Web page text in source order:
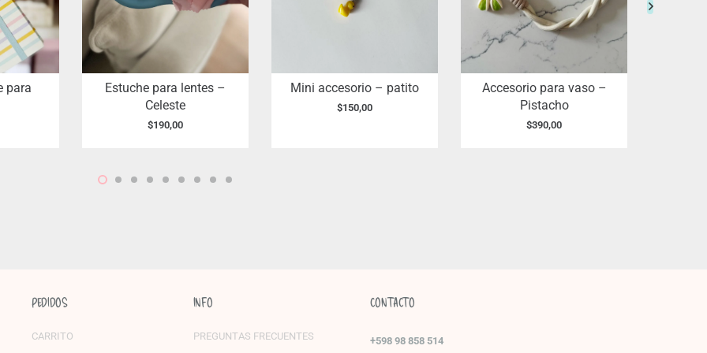
para
Estuche para lentes –
Celeste
$190,00
Mini accesorio – patito
$150,00
Accesorio para vaso –
Pistacho
$390,00
PEDIDOS
CARRITO
INFO
PREGUNTAS FRECUENTES
CONTACTO
+598 98 858 514